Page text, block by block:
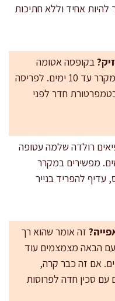
להיות אחיד וללא חתיכות
בקופסה אטומה
בטמפרטורת חדר עד 4 ימים. במקרר עד 10 ימים. לפריסה
תנו 10 דקות בטמפרטורת חדר לפני
רולדה שלמה עטופה
כפולה עד 2 חודשים. מפשירים במקרר
עדיף להפריד בנייר
זה אומר שהוא רך
הבאה מצמצמים עוד
אם זה כבר קרה,
עם סכין חדה לפרוסות